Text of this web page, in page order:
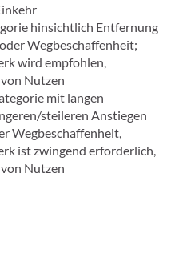
hinsichtlich Entfernung
Wegbeschaffenheit;
wird empfohlen,
Nutzen
mit langen
steileren Anstiegen
Wegbeschaffenheit,
ist zwingend erforderlich,
Nutzen